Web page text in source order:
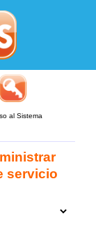
al Sistema
servicio